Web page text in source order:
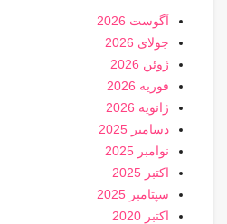
آگوست 2026
جولای 2026
ژوئن 2026
فوریه 2026
ژانویه 2026
دسامبر 2025
نوامبر 2025
اکتبر 2025
سپتامبر 2025
اکتبر 2020